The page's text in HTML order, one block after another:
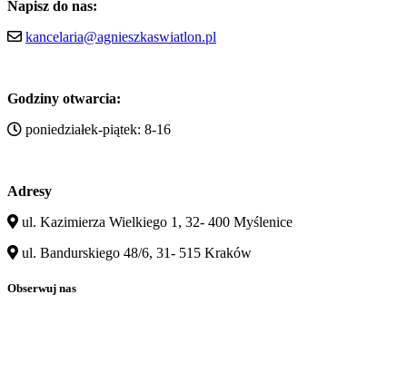
Napisz do nas:
kancelaria@agnieszkaswiatlon.pl
Godziny otwarcia:
poniedziałek-piątek: 8-16
Adresy
ul. Kazimierza Wielkiego 1, 32- 400 Myślenice
ul. Bandurskiego 48/6, 31- 515 Kraków
Obserwuj nas